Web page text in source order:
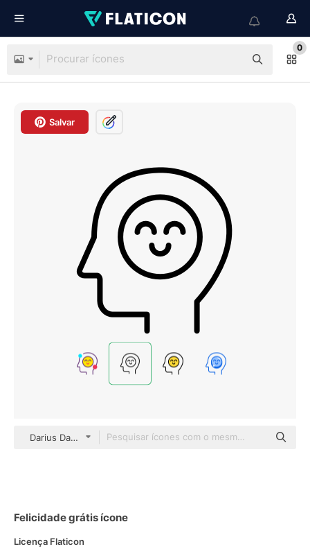
0
Salvar
Darius Dan Lineal
Felicidade grátis ícone
Licença Flaticon